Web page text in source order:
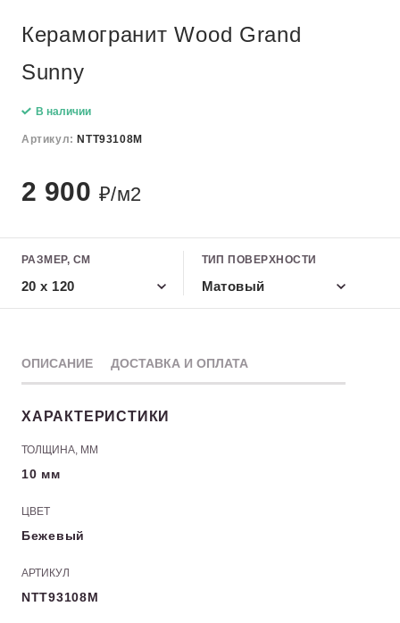
Керамогранит Wood Grand
Sunny
В наличии
Артикул: NTT93108M
2 900 ₽/м2
РАЗМЕР, СМ
20 х 120
ТИП ПОВЕРХНОСТИ
Матовый
ОПИСАНИЕ ДОСТАВКА И ОПЛАТА
ХАРАКТЕРИСТИКИ
ТОЛЩИНА, ММ
10 мм
ЦВЕТ
Бежевый
АРТИКУЛ
NTT93108M